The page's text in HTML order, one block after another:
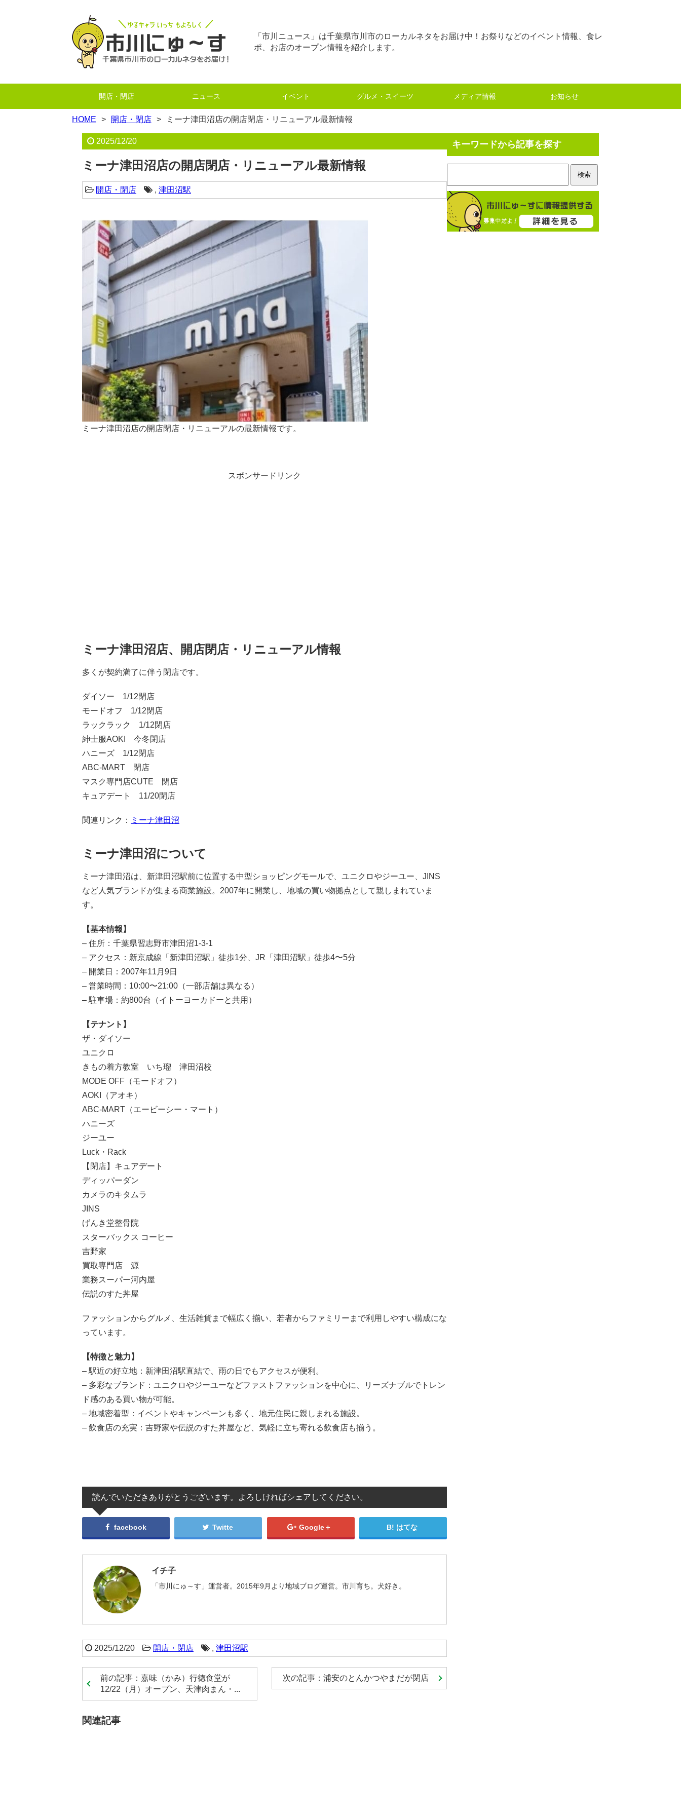
「市川ニュース」は千葉県市川市のローカルネタをお届け中！お祭りなどのイベント情報、食レ
ポ、お店のオープン情報を紹介します。
開店・閉店 ニュース イベント グルメ・スイーツ メディア情報 お知らせ
HOME 開店・閉店 ミーナ津田沼店の開店閉店・リニューアル最新情報
2025/12/20
ミーナ津田沼店の開店閉店・リニューアル最新情報
開店・閉店 , 津田沼駅
ミーナ津田沼店の開店閉店・リニューアルの最新情報です。
スポンサードリンク
ミーナ津田沼店、開店閉店・リニューアル情報
多くが契約満了に伴う閉店です。
ダイソー 1/12閉店
モードオフ 1/12閉店
ラックラック 1/12閉店
紳士服AOKI 今冬閉店
ハニーズ 1/12閉店
ABC-MART 閉店
マスク専門店CUTE 閉店
キュアデート 11/20閉店
関連リンク： ミーナ津田沼
ミーナ津田沼について
ミーナ津田沼は、新津田沼駅前に位置する中型ショッピングモールで、ユニクロやジーユー、JINS
など人気ブランドが集まる商業施設。2007年に開業し、地域の買い物拠点として親しまれていま
す。
【基本情報】
– 住所：千葉県習志野市津田沼1-3-1
– アクセス：新京成線「新津田沼駅」徒歩1分、JR「津田沼駅」徒歩4〜5分
– 開業日：2007年11月9日
– 営業時間：10:00〜21:00（一部店舗は異なる）
– 駐車場：約800台（イトーヨーカドーと共用）
【テナント】
ザ・ダイソー
ユニクロ
きもの着方教室 いち瑠 津田沼校
MODE OFF（モードオフ）
AOKI（アオキ）
ABC-MART（エービーシー・マート）
ハニーズ
ジーユー
Luck・Rack
【閉店】キュアデート
ディッパーダン
カメラのキタムラ
JINS
げんき堂整骨院
スターバックス コーヒー
吉野家
買取専門店 源
業務スーパー河内屋
伝説のすた丼屋
ファッションからグルメ、生活雑貨まで幅広く揃い、若者からファミリーまで利用しやすい構成にな
っています。
【特徴と魅力】
– 駅近の好立地：新津田沼駅直結で、雨の日でもアクセスが便利。
– 多彩なブランド：ユニクロやジーユーなどファストファッションを中心に、リーズナブルでトレン
ド感のある買い物が可能。
– 地域密着型：イベントやキャンペーンも多く、地元住民に親しまれる施設。
– 飲食店の充実：吉野家や伝説のすた丼屋など、気軽に立ち寄れる飲食店も揃う。
読んでいただきありがとうございます。よろしければシェアしてください。
facebook Twitte Google＋ はてな
イチ子
「市川にゅ～す」運営者。2015年9月より地域ブログ運営。市川育ち。犬好き。
2025/12/20 開店・閉店 , 津田沼駅
前の記事：嘉味（かみ）行徳食堂が
12/22（月）オープン、天津肉まん・...
次の記事：浦安のとんかつやまだが閉店
関連記事
キーワードから記事を探す